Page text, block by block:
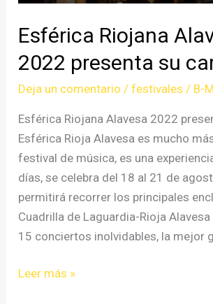
Esférica Riojana
2022 presenta su
Deja un comentario /festivales / B-
Esférica Riojana Alavesa 2022
Esférica Rioja Alavesa es mucho
festival de música, es una
días, se celebra del 18 al 21 de
permitirá recorrer los principales
Cuadrilla de Laguardia-Rioja
15 conciertos inolvidables, la mejor
Esférica
Leer más »